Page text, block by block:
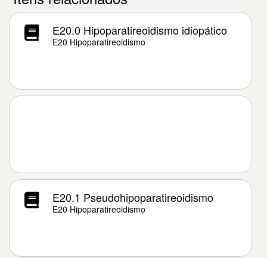
E20.0 Hipoparatireoidismo idiopático
E20 Hipoparatireoidismo
E20.1 Pseudohipoparatireoidismo
E20 Hipoparatireoidismo